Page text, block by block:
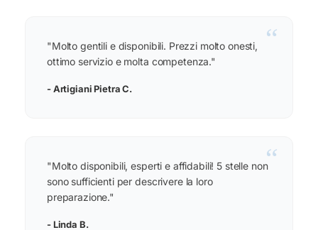
“
"Molto gentili e disponibili. Prezzi molto onesti,
ottimo servizio e molta competenza."
- Artigiani Pietra C.
“
"Molto disponibili, esperti e affidabili! 5 stelle non
sono sufficienti per descrivere la loro
preparazione."
- Linda B.